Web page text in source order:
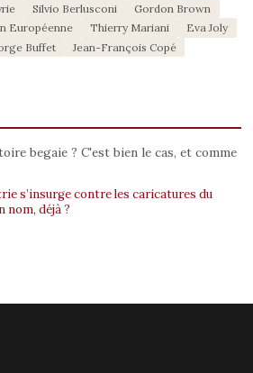
Silvio Berlusconi
Gordon Brown
Européenne Thierry Mariani
Eva Joly
Buffet
Jean-François Copé
begaie ? C'est bien le cas, et comme
s’insurge contre les caricatures du
nom, déjà ?